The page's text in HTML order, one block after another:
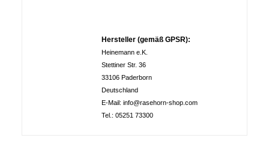
Hersteller (gemäß GPSR):
Heinemann e.K.
Stettiner Str. 36
33106 Paderborn
Deutschland
E-Mail: info@rasehorn-shop.com
Tel.: 05251 73300